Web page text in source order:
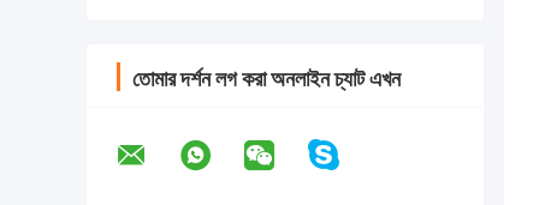
তোমার দর্শন লগ করা অনলাইন চ্যাট এখন